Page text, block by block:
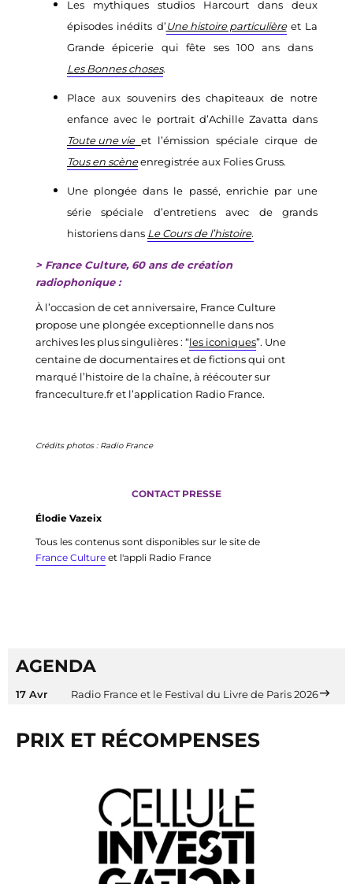
Les mythiques studios Harcourt dans deux
épisodes inédits d’Une histoire particulièreet La
Grande épicerie
qui fête ses 100 ans dans
Les Bonnes choses.
Place aux souvenirs des chapiteaux de notre
enfance avec le portrait d’Achille Zavatta dans
Toute une vie et l’émission spéciale cirque de
Tous en scèneenregistrée aux Folies Gruss.
Une plongée dans le passé, enrichie par une
série spéciale d’entretiens avec de grands
historiens dans Le Cours de l’histoire.
> France Culture, 60 ans de création
radiophonique:
À l’occasion decetanniversaire, France Culture
propose une plongée exceptionnelle dans nos
archives les plus singulières: “les iconiques”. Une
centaine dedocumentaires etdefictionsqui ont
marqué l’histoire de la chaîne, à réécouter sur
franceculture.fr et l’application Radio France.
Crédits photos : Radio France
CONTACT PRESSE
Élodie Vazeix
Tous les contenus sont disponibles sur le site de
France Culture et l'appli Radio France
AGENDA
17 Avr Radio France et le Festival du Livre de Paris 2026
PRIX ET RÉCOMPENSES